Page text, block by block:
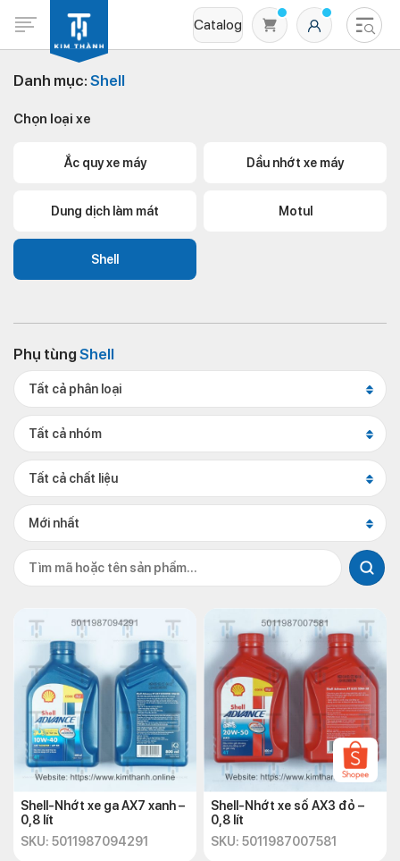
Catalog
Không có sản phẩm nào trong giỏ hàng
Danh mục: Shell
Chọn loại xe
Ắc quy xe máy Dầu nhớt xe máy
Dung dịch làm mát Motul
Shell
Phụ tùng Shell
Tất cả phân loại
Tất cả nhóm
Tất cả chất liệu
Mới nhất
Shell-Nhớt xe ga AX7 xanh –
0,8 lít
SKU: 5011987094291
Shell-Nhớt xe số AX3 đỏ –
0,8 lít
SKU: 5011987007581